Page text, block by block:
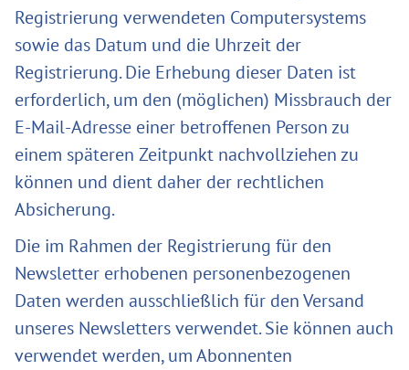
Registrierung verwendeten Computersystems
sowie das Datum und die Uhrzeit der
Registrierung. Die Erhebung dieser Daten ist
erforderlich, um den (möglichen) Missbrauch der
E-Mail-Adresse einer betroffenen Person zu
einem späteren Zeitpunkt nachvollziehen zu
können und dient daher der rechtlichen
Absicherung.
Die im Rahmen der Registrierung für den
Newsletter erhobenen personenbezogenen
Daten werden ausschließlich für den Versand
unseres Newsletters verwendet. Sie können auch
verwendet werden, um Abonnenten